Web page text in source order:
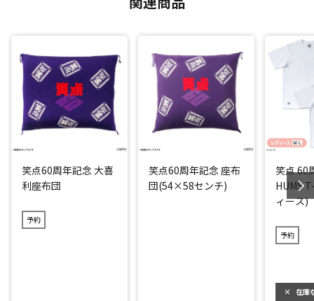
笑点60周年記念 大喜
利座布団
予約
笑点60周年記念 座布
団(54×58センチ)
笑点 60
HUMS
ィース)
予約
× 在庫